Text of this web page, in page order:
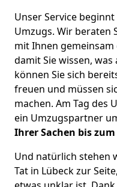
Unser Service
Umzugs. Wir beraten
mit Ihnen
damit Sie wissen,
können Sie sich
freuen und müssen
machen. Am Tag des
ein Umzugspartner
Ihrer Sachen bis
Und natürlich stehen
Tat in Lübeck zur